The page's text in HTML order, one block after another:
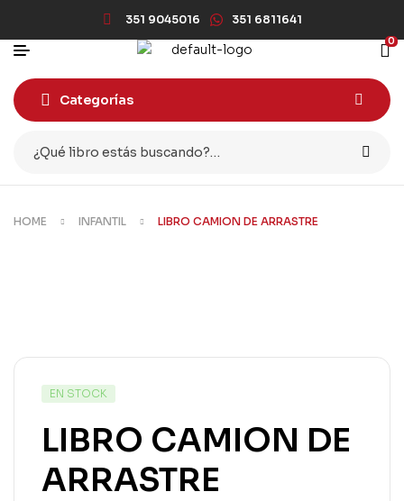
351 9045016 351 6811641
0
Categorías
HOME INFANTIL LIBRO CAMION DE ARRASTRE
EN STOCK
LIBRO CAMION DE
ARRASTRE